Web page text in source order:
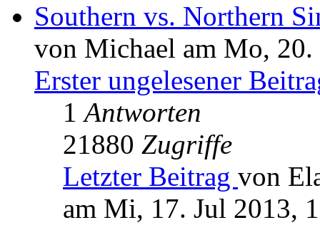
Southern vs. Northern
von Michael am Mo,
Erster ungelesener
1Antworten
21880 Zugriffe
Letzter Beitrag von
am Mi, 17. Jul 2013,